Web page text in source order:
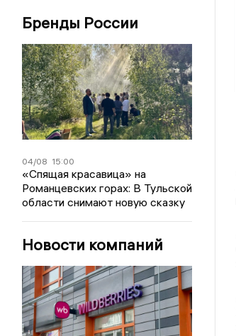
Бренды России
04/08 15:00
«Спящая красавица» на
Романцевских горах: В Тульской
области снимают новую сказку
Новости компаний